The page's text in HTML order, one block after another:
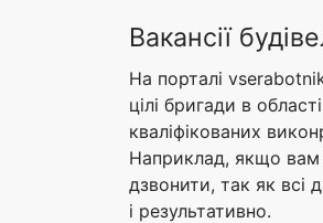
Вакансії
На порталі
цілі бригади в
кваліфікованих
Наприклад, якщо вам
дзвонити, так як всі
і результативно.